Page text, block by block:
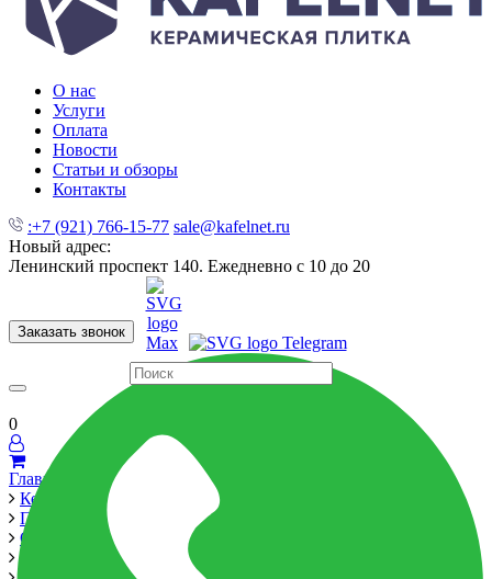
О нас
Услуги
Оплата
Новости
Статьи и обзоры
Контакты
:+7 (921) 766-15-77 sale@kafelnet.ru
Новый адрес:
Ленинский проспект 140. Ежедневно с 10 до 20
Заказать звонок
60x120 60x60 Для ванной Для кухни
0
Главная
Керамика
Производители
Grasaro